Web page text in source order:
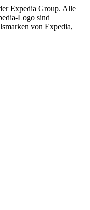
Expedia Group. Alle
Logo sind
von Expedia,